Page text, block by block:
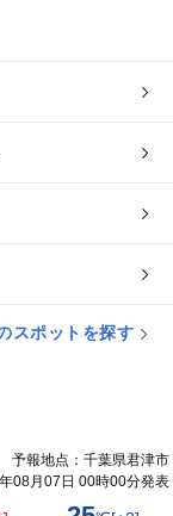
スポットを探す
予報地点：千葉県君津市
08月07日 00時00分発表